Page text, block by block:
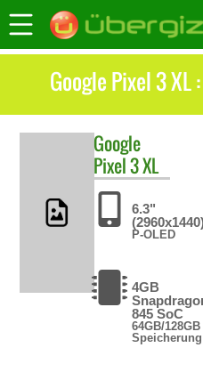
Google Pixel 3 XL
Google
Pixel 3 XL
6.3"
P-OLED
4GB
845 SoC
64GB/128GB
Speicherung